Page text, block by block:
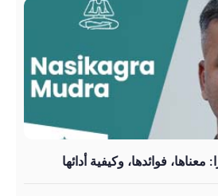
فوائدها، وكيفية أدائها